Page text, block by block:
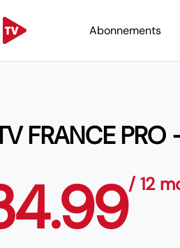
Abonnements
FRANCE PRO
/ 12